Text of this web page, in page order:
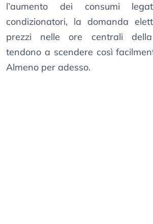
l’aumento dei consumi
condizionatori, la domanda
prezzi nelle ore centrali
tendono a scendere così
Almeno per adesso.